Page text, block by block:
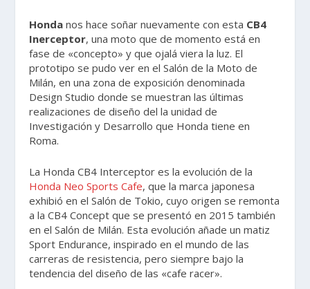
Honda nos hace soñar nuevamente con esta CB4
Inerceptor, una moto que de momento está en
fase de «concepto» y que ojalá viera la luz. El
prototipo se pudo ver en el Salón de la Moto de
Milán, en una zona de exposición denominada
Design Studio donde se muestran las últimas
realizaciones de diseño del la unidad de
Investigación y Desarrollo que Honda tiene en
Roma.
La Honda CB4 Interceptor es la evolución de la
Honda Neo Sports Cafe, que la marca japonesa
exhibió en el Salón de Tokio, cuyo origen se remonta
a la CB4 Concept que se presentó en 2015 también
en el Salón de Milán. Esta evolución añade un matiz
Sport Endurance, inspirado en el mundo de las
carreras de resistencia, pero siempre bajo la
tendencia del diseño de las «cafe racer».